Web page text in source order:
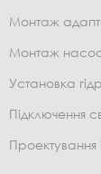
Монтаж
Монтаж
Установка
Підключення
Проектування